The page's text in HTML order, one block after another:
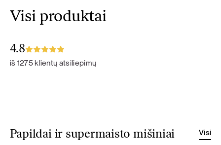
Visi produktai
4.8
iš 1275 klientų atsiliepimų
Papildai ir supermaisto mišiniai Visi